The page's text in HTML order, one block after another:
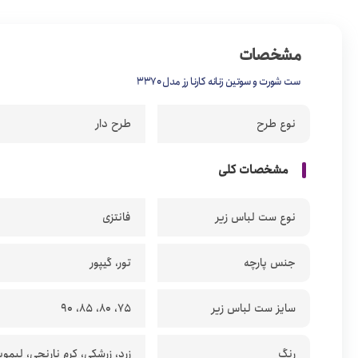
مشخصات
ست شورت و سوتین زنانه کارنا رز مدل 3370
نوع طرح طرح دار
مشخصات کلی
نوع ست لباس زیر فانتزی
جنس پارچه تور، گیپور
سایز ست لباس زیر 75، 80، 85، 90
رنگ زرد، زرشکی، کرم نارنجی،